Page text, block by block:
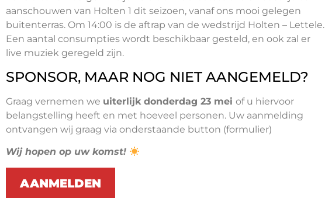
aanschouwen van Holten 1 dit seizoen, vanaf ons mooi gelegen
buitenterras. Om 14:00 is de aftrap van de wedstrijd Holten – Lettele.
Een aantal consumpties wordt beschikbaar gesteld, en ook zal er
live muziek geregeld zijn.
SPONSOR, MAAR NOG NIET AANGEMELD?
Graag vernemen we uiterlijk donderdag 23 mei of u hiervoor
belangstelling heeft en met hoeveel personen. Uw aanmelding
ontvangen wij graag via onderstaande button (formulier)
Wij hopen op uw komst!
AANMELDEN